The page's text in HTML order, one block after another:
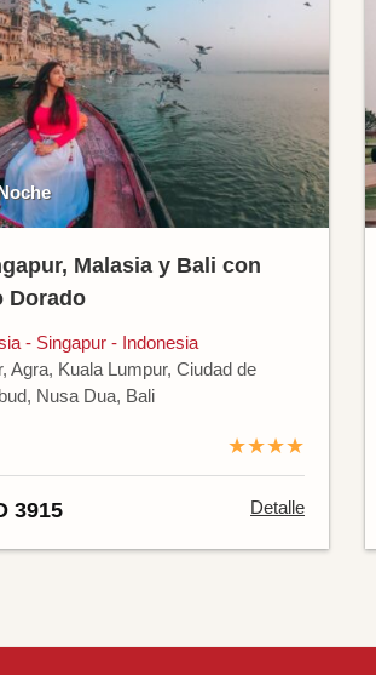
Malasia y Bali con
Dorado
- Singapur - Indonesia
Agra, Kuala Lumpur, Ciudad de
Nusa Dua, Bali
★★★★
3915 Detalle